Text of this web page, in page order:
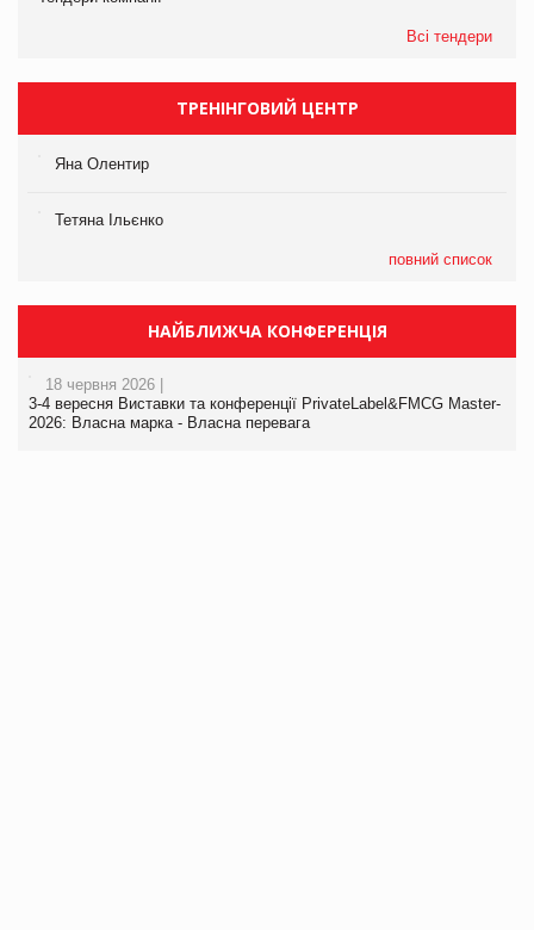
Всі тендери
ТРЕНІНГОВИЙ ЦЕНТР
Яна Олентир
Тетяна Ільєнко
повний список
НАЙБЛИЖЧА КОНФЕРЕНЦІЯ
18 червня 2026 |
3-4 вересня Виставки та конференції PrivateLabel&FMCG Master-
2026: Власна марка - Власна перевага